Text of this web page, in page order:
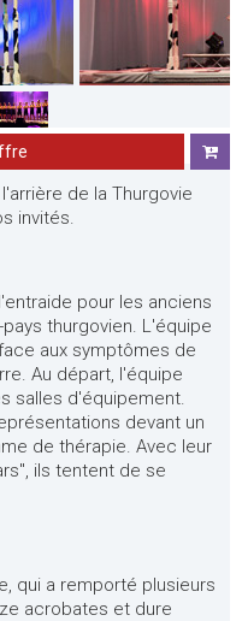
de la Thurgovie
invités.
pour les anciens
thurgovien. L'équipe
aux symptômes de
Au départ, l'équipe
salles d'équipement.
devant un
de thérapie. Avec leur
ils tentent de se
qui a remporté plusieurs
acrobates et dure